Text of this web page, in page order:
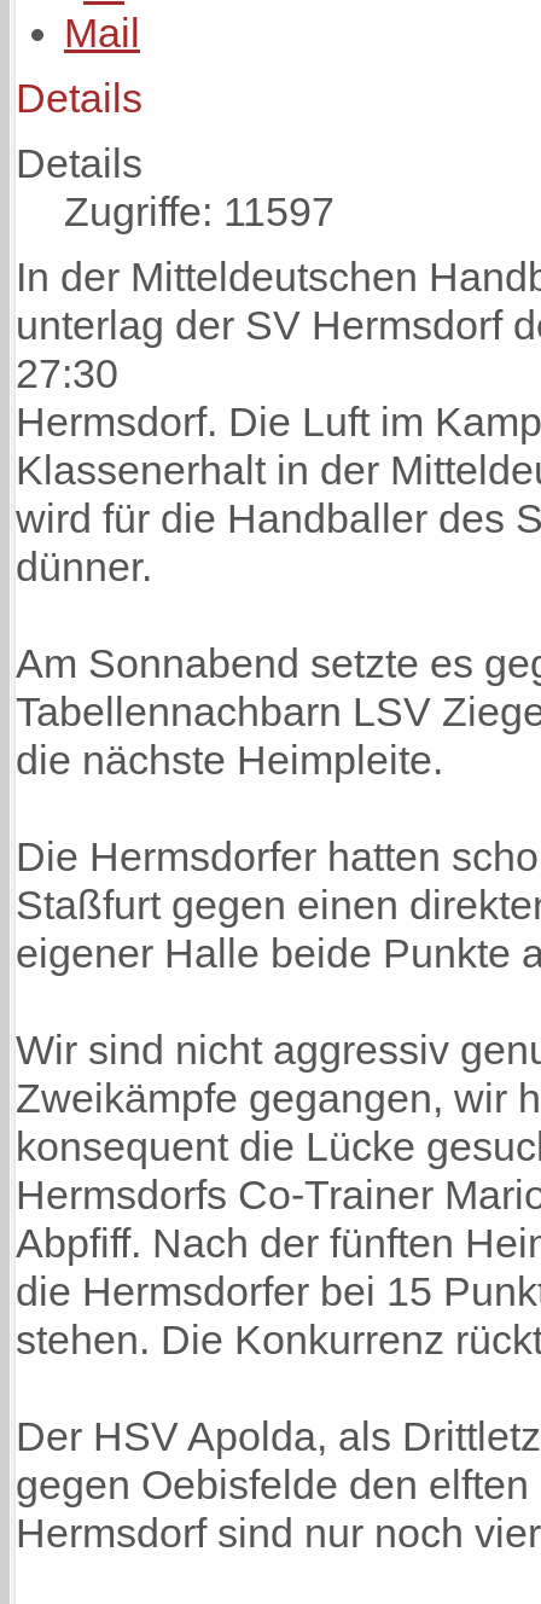
Details
Details
Zugriffe: 11597
In der Mitteldeutschen
unterlag der SV Hermsdorf
27:30
Hermsdorf. Die Luft im
Klassenerhalt in der
wird für die Handballer des
dünner.
Am Sonnabend setzte es
Tabellennachbarn LSV
die nächste Heimpleite.
Die Hermsdorfer hatten
Staßfurt gegen einen
eigener Halle beide Punkte
Wir sind nicht aggressiv
Zweikämpfe gegangen, wir
konsequent die Lücke
Hermsdorfs Co-Trainer
Abpfiff. Nach der fünften
die Hermsdorfer bei 15
stehen. Die Konkurrenz
Der HSV Apolda, als
gegen Oebisfelde den
Hermsdorf sind nur noch